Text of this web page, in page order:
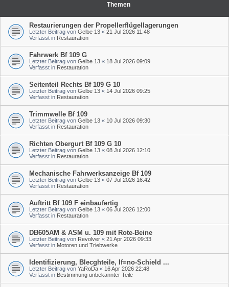
Themen
Restaurierungen der Propellerflügellagerungen
Letzter Beitrag von Gelbe 13 « 21 Jul 2026 11:48
Verfasst in Restauration
Fahrwerk Bf 109 G
Letzter Beitrag von Gelbe 13 « 18 Jul 2026 09:09
Verfasst in Restauration
Seitenteil Rechts Bf 109 G 10
Letzter Beitrag von Gelbe 13 « 14 Jul 2026 09:25
Verfasst in Restauration
Trimmwelle Bf 109
Letzter Beitrag von Gelbe 13 « 10 Jul 2026 09:30
Verfasst in Restauration
Richten Obergurt Bf 109 G 10
Letzter Beitrag von Gelbe 13 « 08 Jul 2026 12:10
Verfasst in Restauration
Mechanische Fahrwerksanzeige Bf 109
Letzter Beitrag von Gelbe 13 « 07 Jul 2026 16:42
Verfasst in Restauration
Auftritt Bf 109 F einbaufertig
Letzter Beitrag von Gelbe 13 « 06 Jul 2026 12:00
Verfasst in Restauration
DB605AM & ASM u. 109 mit Rote-Beine
Letzter Beitrag von Revolver « 21 Apr 2026 09:33
Verfasst in Motoren und Triebwerke
Identifizierung, Blecghteile, If=no-Schield ...
Letzter Beitrag von YaRoDa « 16 Apr 2026 22:48
Verfasst in Bestimmung unbekannter Teile